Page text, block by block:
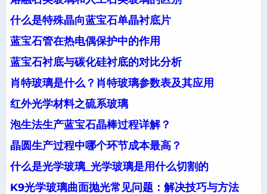
什么是特殊晶向蓝宝石单晶衬底片
蓝宝石管在热电偶保护中的作用
蓝宝石衬底与碳化硅衬底的对比分析
肖特玻璃是什么？肖特玻璃参数表及其应用
红外光学材料之硫系玻璃
泡生法生产蓝宝石晶棒过程详解？
晶圆生产过程中哪个环节成本最高？
什么是光学玻璃_光学玻璃是用什么切割的
K9光学玻璃曲面抛光常见问题：解决技巧与方法